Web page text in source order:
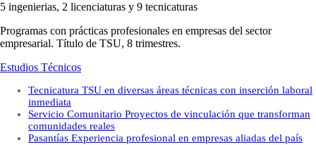
5 ingenierias, 2 licenciaturas y 9 tecnicaturas
Programas con prácticas profesionales en empresas del sector
empresarial. Título de TSU, 8 trimestres.
Estudios Técnicos
Tecnicatura TSU en diversas áreas técnicas con inserción laboral
inmediata
Servicio Comunitario Proyectos de vinculación que transforman
comunidades reales
Pasantías Experiencia profesional en empresas aliadas del país